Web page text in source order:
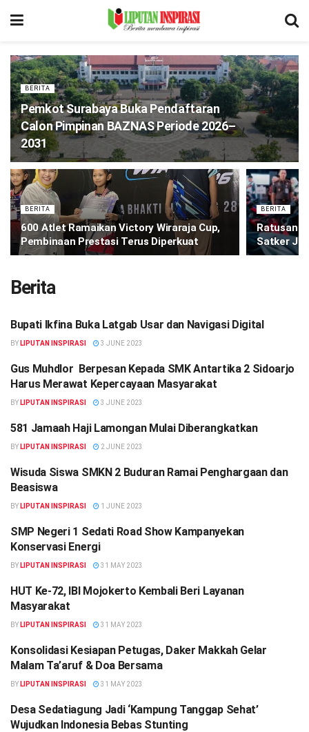
BERITA
Pemkot Surabaya Buka Pendaftaran
Calon Pimpinan BAZNAS Periode 2026–
2031
BERITA
600 Atlet Ramaikan Victory Wiraraja Cup,
Pembinaan Prestasi Terus Diperkuat
BERITA
Ratusan
Satker
Berita
BERITA
Bupati Ikfina Buka Latgab Usar dan Navigasi Digital
BY LIPUTAN INSPIRASI 3 JUNE 2023
BERITA
Gus Muhdlor Berpesan Kepada SMK Antartika 2 Sidoarjo
Harus Merawat Kepercayaan Masyarakat
BY LIPUTAN INSPIRASI 3 JUNE 2023
BERITA
581 Jamaah Haji Lamongan Mulai Diberangkatkan
BY LIPUTAN INSPIRASI 2 JUNE 2023
BERITA
Wisuda Siswa SMKN 2 Buduran Ramai Penghargaan dan
Beasiswa
BY LIPUTAN INSPIRASI 1 JUNE 2023
BERITA
SMP Negeri 1 Sedati Road Show Kampanyekan
Konservasi Energi
BY LIPUTAN INSPIRASI 31 MAY 2023
BERITA
HUT Ke-72, IBI Mojokerto Kembali Beri Layanan
Masyarakat
BY LIPUTAN INSPIRASI 31 MAY 2023
BERITA
Konsolidasi Kesiapan Petugas, Daker Makkah Gelar
Malam Ta’aruf & Doa Bersama
BY LIPUTAN INSPIRASI 31 MAY 2023
BERITA
Desa Sedatiagung Jadi ‘Kampung Tanggap Sehat’
Wujudkan Indonesia Bebas Stunting